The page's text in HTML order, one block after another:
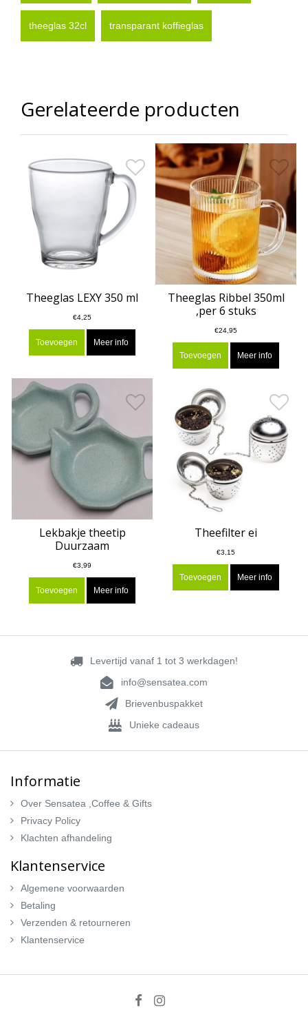
theeglas 32cl transparant koffieglas
Gerelateerde producten
Theeglas LEXY 350 ml
€4,25
Toevoegen Meer info
Theeglas Ribbel 350ml
,per 6 stuks
€24,95
Toevoegen Meer info
Lekbakje theetip
Duurzaam
€3,99
Toevoegen Meer info
Theefilter ei
€3,15
Toevoegen Meer info
Levertijd vanaf 1 tot 3 werkdagen!
info@sensatea.com
Brievenbuspakket
Unieke cadeaus
Informatie
Over Sensatea ,Coffee & Gifts
Privacy Policy
Klachten afhandeling
Klantenservice
Algemene voorwaarden
Betaling
Verzenden & retourneren
Klantenservice